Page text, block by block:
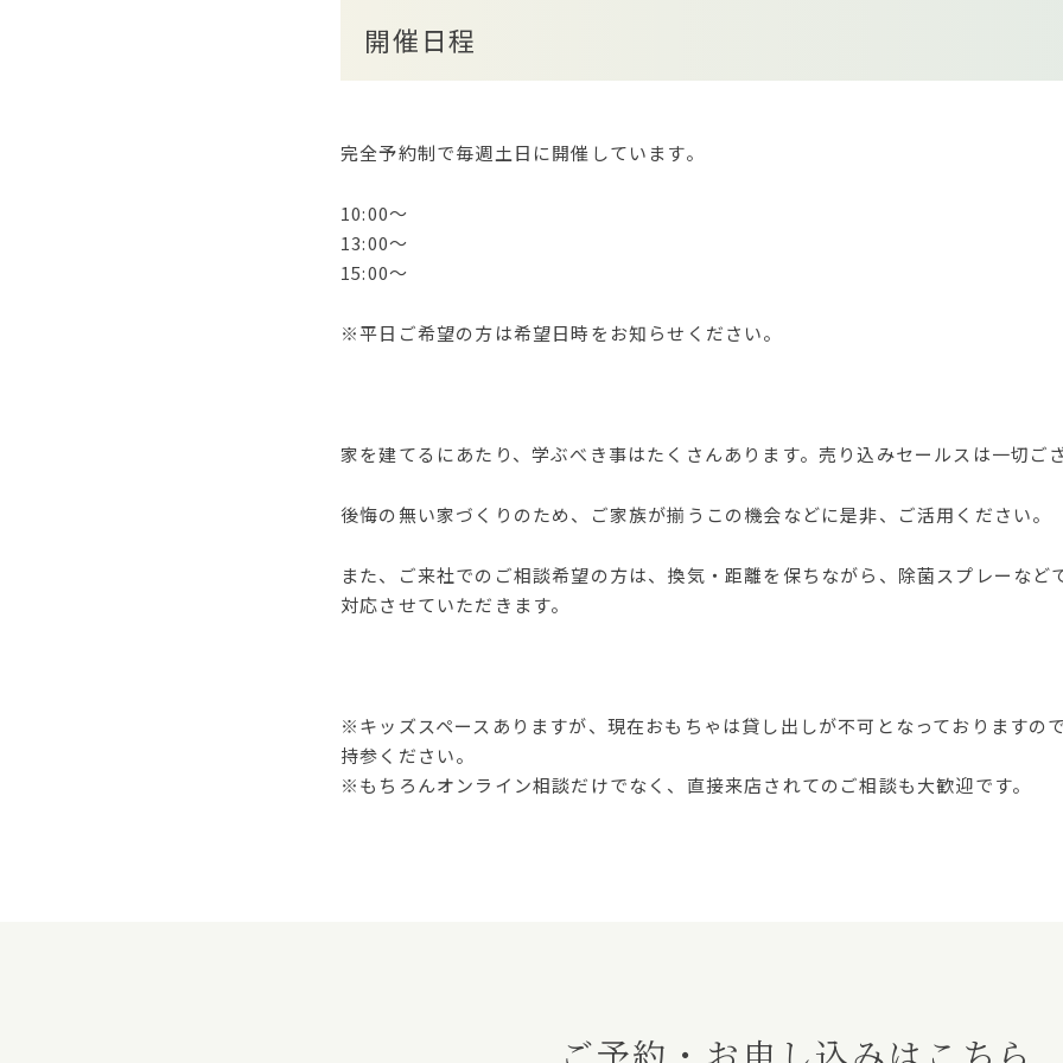
開催日程
完全予約制で毎週土日に開催しています。
10:00〜
13:00〜
15:00〜
※平日ご希望の方は希望日時をお知らせください。
家を建てるにあたり、学ぶべき事はたくさんあります。売り込みセールスは一切ご
後悔の無い家づくりのため、ご家族が揃うこの機会などに是非、ご活用ください。
また、ご来社でのご相談希望の方は、換気・距離を保ちながら、除菌スプレーなど
対応させていただきます。
※キッズスペースありますが、現在おもちゃは貸し出しが不可となっておりますの
持参ください。
※もちろんオンライン相談だけでなく、直接来店されてのご相談も大歓迎です。
ご予約・お申し込みはこちら